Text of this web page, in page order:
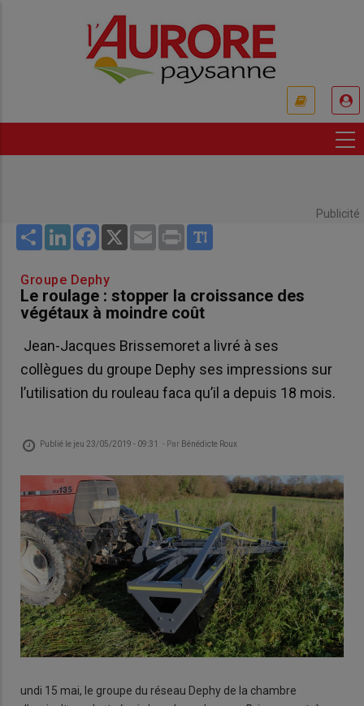
Publicité
Share LinkedInFacebook
X Email Print
Groupe Dephy
Le roulage : stopper la croissance des
végétaux à moindre coût
Jean-Jacques Brissemoret a livré à ses
collègues du groupe Dephy ses impressions sur
l’utilisation du rouleau faca qu’il a depuis 18 mois.
Publié le jeu 23/05/2019 - 09:31 - Par Bénédicte Roux
undi 15 mai, le groupe du réseau Dephy de la chambre